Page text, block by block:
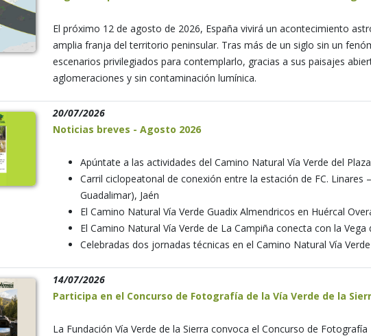
El próximo 12 de agosto de 2026, España vivirá un acontecimiento
amplia franja del territorio peninsular. Tras más de un siglo sin un
escenarios privilegiados para contemplarlo, gracias a sus paisajes
aglomeraciones y sin contaminación lumínica.
20/07/2026
Noticias breves - Agosto 2026
Apúntate a las actividades del Camino Natural Vía Verde del
Carril ciclopeatonal de conexión entre la estación de FC.
Guadalimar), Jaén
El Camino Natural Vía Verde Guadix Almendricos en Huércal
El Camino Natural Vía Verde de La Campiña conecta con la
Celebradas dos jornadas técnicas en el Camino Natural Vía
14/07/2026
Participa en el Concurso de Fotografía de la Vía Verde de la
La Fundación Vía Verde de la Sierra convoca el Concurso de